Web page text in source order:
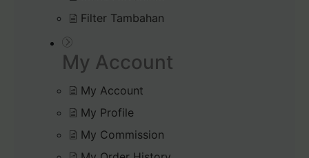
Filter Tambahan
My Account
My Account
My Profile
My Commission